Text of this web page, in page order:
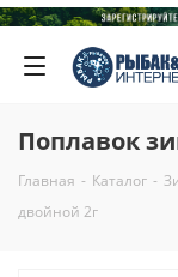
Поплавок
Главная - Каталог -
двойной 2г